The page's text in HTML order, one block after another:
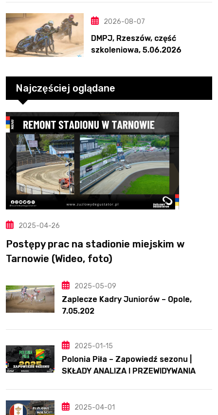
2026-08-07
DMPJ, Rzeszów, część
szkoleniowa, 5.06.2026
Najczęściej oglądane
2025-04-26
Postępy prac na stadionie miejskim w
Tarnowie (Wideo, foto)
2025-05-09
Zaplecze Kadry Juniorów – Opole,
7.05.202
2025-01-15
Polonia Piła – Zapowiedź sezonu |
SKŁADY ANALIZA I PRZEWIDYWANIA
2025-04-01